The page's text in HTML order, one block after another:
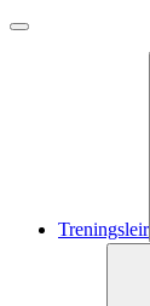
Treningsleir